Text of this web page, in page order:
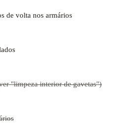
de volta nos armários
"limpeza interior de gavetas")